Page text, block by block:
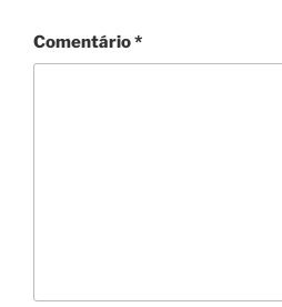
Comentário*